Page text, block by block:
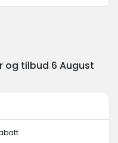
tilbud 6 August